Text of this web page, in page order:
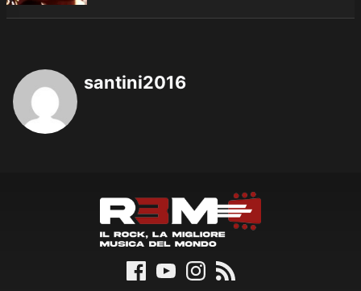
santini2016